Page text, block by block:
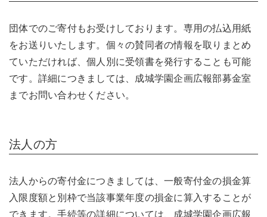
団体でのご寄付もお受けしております。専用の払込用紙
をお送りいたします。個々の賛同者の情報を取りまとめ
ていただければ、個人別に受領書を発行することも可能
です。詳細につきましては、成城学園企画広報部募金室
までお問い合わせください。
法人の方
法人からの寄付金につきましては、一般寄付金の損金算
入限度額と別枠で当該事業年度の損金に算入することが
できます。手続等の詳細については、成城学園企画広報